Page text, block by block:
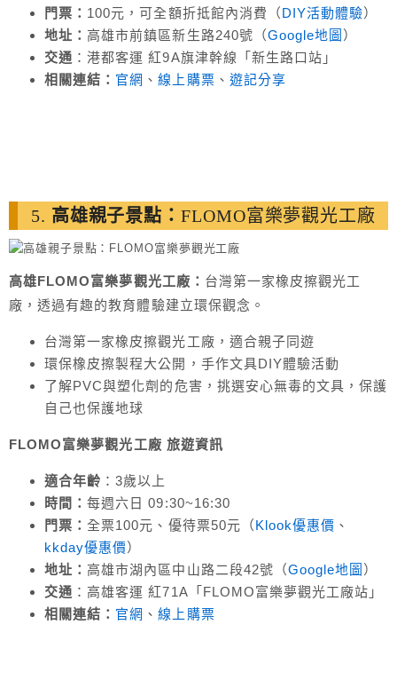
門票： 100元，可全額折抵館內消費（DIY活動體驗）
地址： 高雄市前鎮區新生路240號（Google地圖 ）
交通 ：港都客運 紅9A旗津幹線「新生路口站」
相關連結： 官網 、線上購票 、 遊記分享
5. 高雄親子景點：FLOMO富樂夢觀光工廠
高雄FLOMO富樂夢觀光工廠： 台灣第一家橡皮擦觀光工
廠，透過有趣的教育體驗建立環保觀念。
台灣第一家橡皮擦觀光工廠，適合親子同遊
環保橡皮擦製程大公開，手作文具DIY體驗活動
了解PVC與塑化劑的危害，挑選安心無毒的文具，保護
自己也保護地球
FLOMO富樂夢觀光工廠 旅遊資訊
適合年齡 ：3歲以上
時間：每週六日 09:30~16:30
門票：全票100元、優待票50元（Klook優惠價 、
kkday優惠價）
地址： 高雄市湖內區中山路二段42號（Google地圖 ）
交通 ：高雄客運 紅71A「FLOMO富樂夢觀光工廠站」
相關連結： 官網 、線上購票